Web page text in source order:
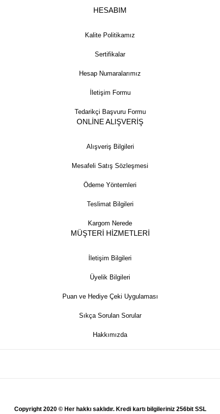
HESABIM
Kalite Politikamız
Sertifikalar
Hesap Numaralarımız
İletişim Formu
Tedarikçi Başvuru Formu
ONLİNE ALIŞVERİŞ
Alışveriş Bilgileri
Mesafeli Satış Sözleşmesi
Ödeme Yöntemleri
Teslimat Bilgileri
Kargom Nerede
MÜŞTERİ HİZMETLERİ
İletişim Bilgileri
Üyelik Bilgileri
Puan ve Hediye Çeki Uygulaması
Sıkça Sorulan Sorular
Hakkımızda
Copyright 2020 © Her hakkı saklıdır. Kredi kartı bilgileriniz 256bit SSL